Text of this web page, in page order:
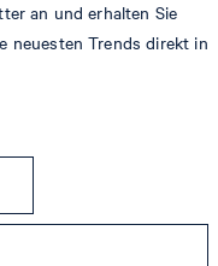
an und erhalten Sie
neuesten Trends direkt in